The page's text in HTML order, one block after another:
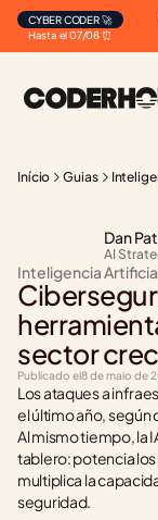
Hasta el 07/08 ⏰
CYBER CODER 🚀
Início Guias
Dan
AI
Inteligencia
sector
Publicado el8 de maio de
Los ataques a
el último año, según
Al mismo tiempo, la
tablero: potencia
multiplica la
seguridad.